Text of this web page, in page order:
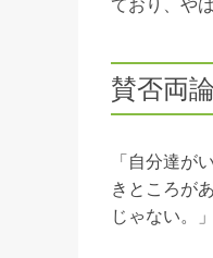
ており、や
賛否両論
「自分達が
きところが
じゃない。